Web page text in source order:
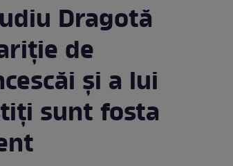
Dragotă
de
și a lui
sunt fosta